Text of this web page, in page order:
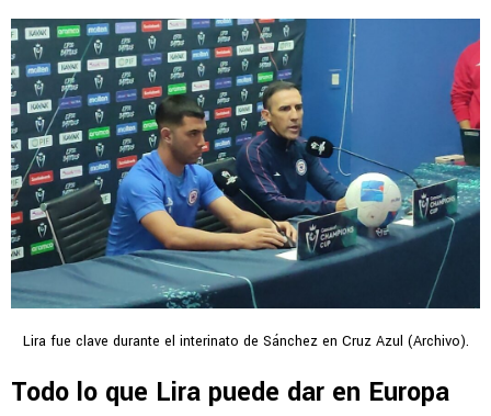
Lira fue clave durante el interinato de Sánchez en Cruz Azul (Archivo).
Todo lo que Lira puede dar en Europa